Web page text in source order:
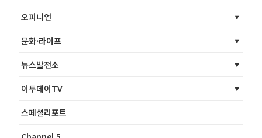
오피니언
문화·라이프
뉴스발전소
이투데이TV
스페셜리포트